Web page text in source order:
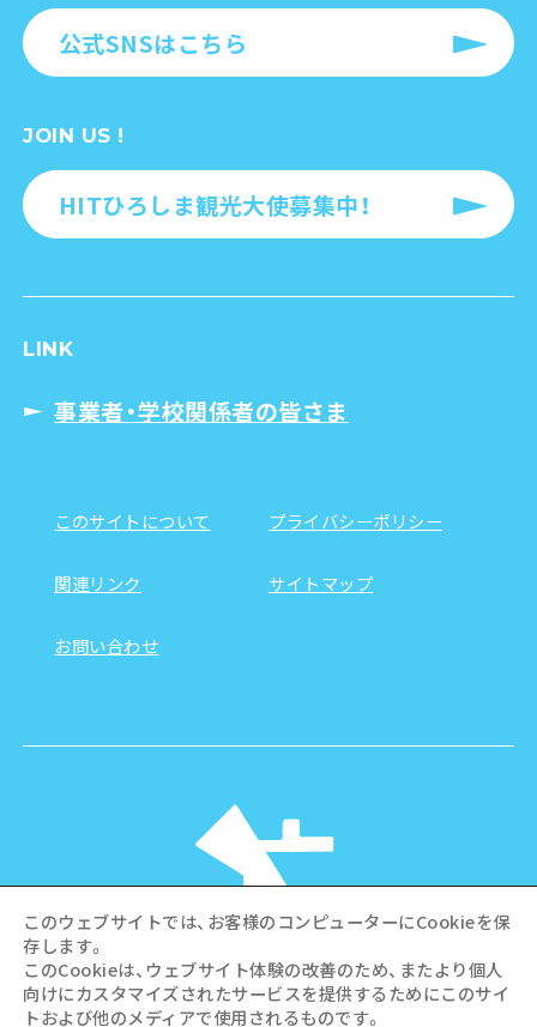
公式SNSはこちら
JOIN US !
HITひろしま観光大使募集中！
LINK
事業者・学校関係者の皆さま
このサイトについて プライバシーポリシー
関連リンク サイトマップ
お問い合わせ
©Hiroshima Tourism Association /
Hiroshima Prefecture / Hiroshima City .
このウェブサイトでは、お客様のコンピューターにCookieを保
存します。
このCookieは、ウェブサイト体験の改善のため、またより個人
向けにカスタマイズされたサービスを提供するためにこのサイ
トおよび他のメディアで使用されるものです。